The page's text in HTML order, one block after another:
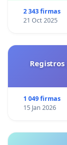
2 343 firmas
21 Oct 2025
1 049 firmas
15 Jan 2026